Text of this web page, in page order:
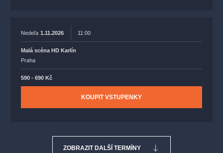
Nedeľa 1.11.2026 11:00
Malá scéna HD Karlín
Praha
590 - 690 Kč
KOUPIT VSTUPENKY
ZOBRAZIT DALŠÍ TERMÍNY